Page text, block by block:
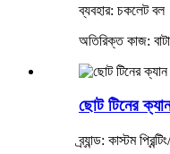
ব্যবহার: চকলেট বল
অতিরিক্ত কাজ:
ছোট টিনের ক্যান
ব্র্যান্ড: কাস্টম